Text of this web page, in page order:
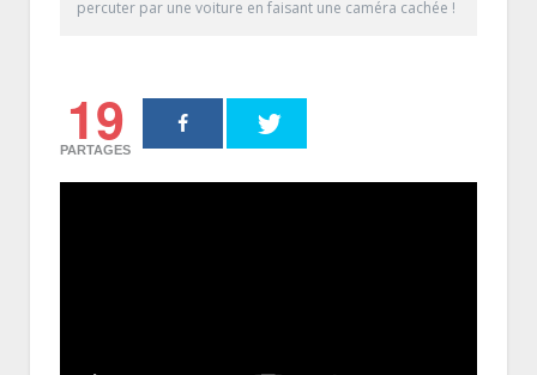
percuter par une voiture en faisant une caméra cachée !
19
PARTAGES